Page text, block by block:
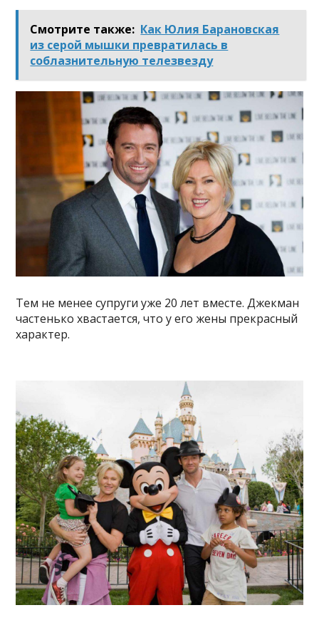
Смотрите также: Как Юлия Барановская
из серой мышки превратилась в
соблазнительную телезвезду
Тем не менее супруги уже 20 лет вместе. Джекман
частенько хвастается, что у его жены прекрасный
характер.